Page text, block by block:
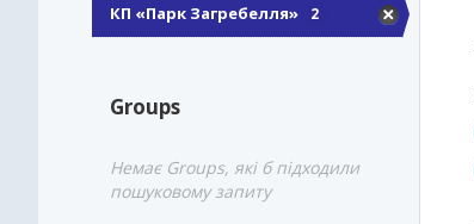
КП «Парк Загребелля» 2
Groups
Немає Groups, які б підходили
пошуковому запиту